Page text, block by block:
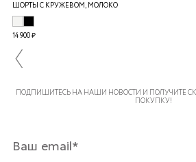
ШОРТЫ С КРУЖЕВОМ, МОЛОКО
14 900 ₽
ПОДПИШИТЕСЬ НА НАШИ НОВОСТИ И ПОЛУЧИТЕ
ПОКУПКУ!